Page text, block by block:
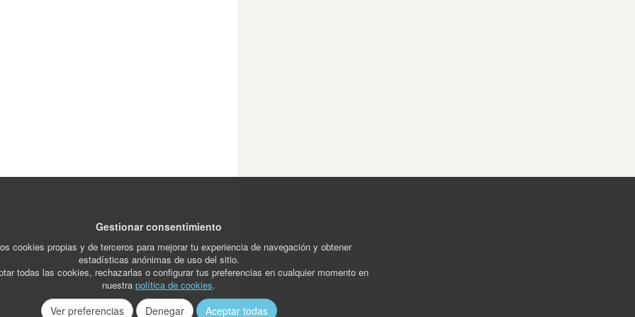
Gestionar consentimiento
cookies propias y de terceros para mejorar tu experiencia de navegación y obtener
estadísticas anónimas de uso del sitio.
todas las cookies, rechazarlas o configurar tus preferencias en cualquier momento en
nuestra política de cookies.
Ver preferencias Denegar Aceptar todas